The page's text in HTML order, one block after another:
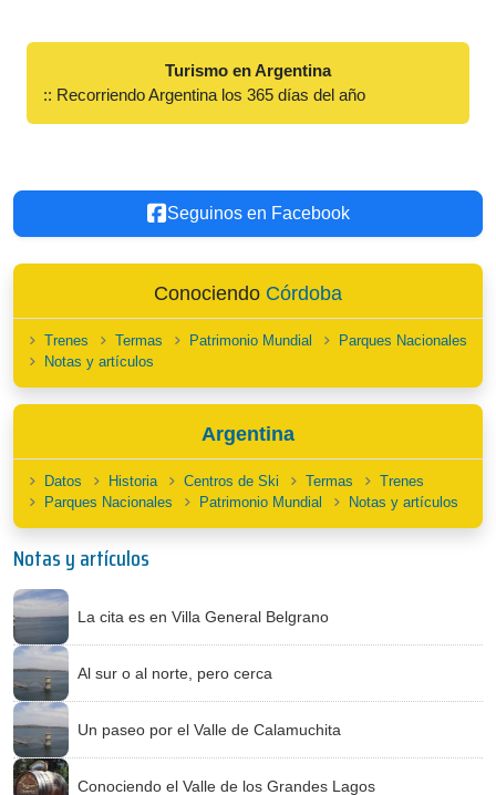
Turismo en Argentina
:: Recorriendo Argentina los 365 días del año
Seguinos en Facebook
Conociendo Córdoba
Trenes Termas Patrimonio Mundial
Parques Nacionales
Notas y artículos
Argentina
Datos Historia Centros de Ski Termas
Trenes
Parques Nacionales
Patrimonio Mundial Notas y artículos
Notas y artículos
La cita es en Villa General Belgrano
Al sur o al norte, pero cerca
Un paseo por el Valle de Calamuchita
Conociendo el Valle de los Grandes Lagos